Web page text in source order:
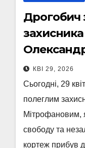
Дрогобич
КВІ 29, 2026
Сьогодні, 29
полеглим
Мітрофановим,
свободу та
кортеж прибув